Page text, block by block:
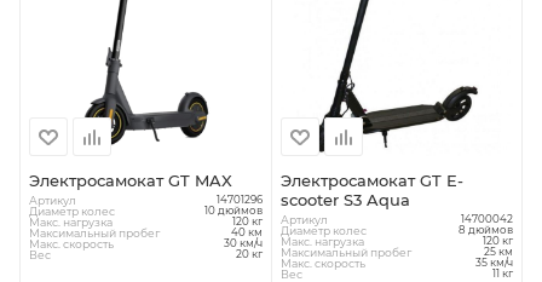
Электросамокат GT MAX
Артикул 14701296
Диаметр колес 10 дюймов
Макс. нагрузка 120 кг
Максимальный пробег 40 км
Макс. скорость 30 км/ч
Вес 20 кг
Электросамокат GT E-
scooter S3 Aqua
Артикул 14700042
Диаметр колес 8 дюймов
Макс. нагрузка 120 кг
Максимальный пробег 25 км
Макс. скорость 35 км/ч
Вес 11 кг